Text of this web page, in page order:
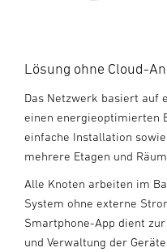
Lösung ohne Cloud-
Das Netzwerk basiert auf
einen energieoptimierten
einfache Installation
mehrere Etagen und
Alle Knoten arbeiten im
System ohne externe
Smartphone-App dient
und Verwaltung der